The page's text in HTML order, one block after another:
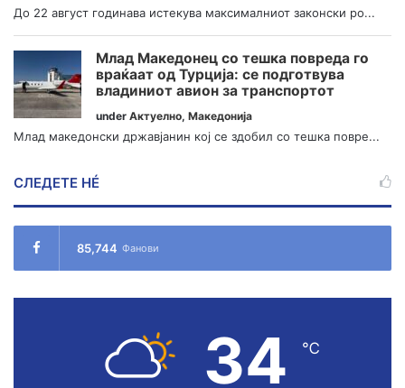
До 22 август годинава истекува максималниот законски ро...
Млад Македонец со тешка повреда го
враќаат од Турција: се подготвува
владиниот авион за транспортот
under Актуелно, Македонија
Млад македонски државјанин кој се здобил со тешка повре...
СЛЕДЕТЕ НÉ
85,744 Фанови
34 ℃